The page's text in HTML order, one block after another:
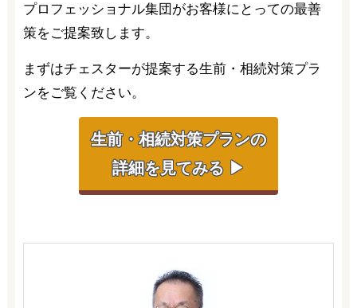
プロフェッショナル集団がお客様にとっての最善
策をご提案致します。
まずはチェスターが提案する生前・相続対策プラ
ンをご覧ください。
生前・相続対策プランの
詳細を見てみる ▶